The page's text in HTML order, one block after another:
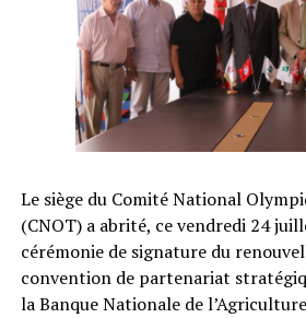
Le siège du Comité National
(CNOT) a abrité, ce vendredi 24
cérémonie de signature du
convention de partenariat
la Banque Nationale de